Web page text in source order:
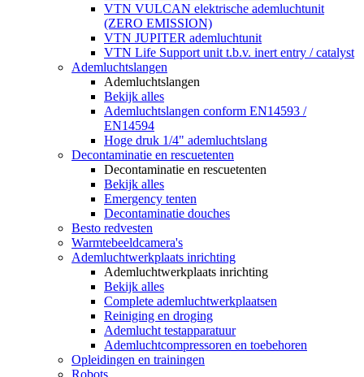
VTN VULCAN elektrische ademluchtunit
(ZERO EMISSION)
VTN JUPITER ademluchtunit
VTN Life Support unit t.b.v. inert entry / catalyst
Ademluchtslangen
Ademluchtslangen
Bekijk alles
Ademluchtslangen conform EN14593 /
EN14594
Hoge druk 1/4" ademluchtslang
Decontaminatie en rescuetenten
Decontaminatie en rescuetenten
Bekijk alles
Emergency tenten
Decontaminatie douches
Besto redvesten
Warmtebeeldcamera's
Ademluchtwerkplaats inrichting
Ademluchtwerkplaats inrichting
Bekijk alles
Complete ademluchtwerkplaatsen
Reiniging en droging
Ademlucht testapparatuur
Ademluchtcompressoren en toebehoren
Opleidingen en trainingen
Robots